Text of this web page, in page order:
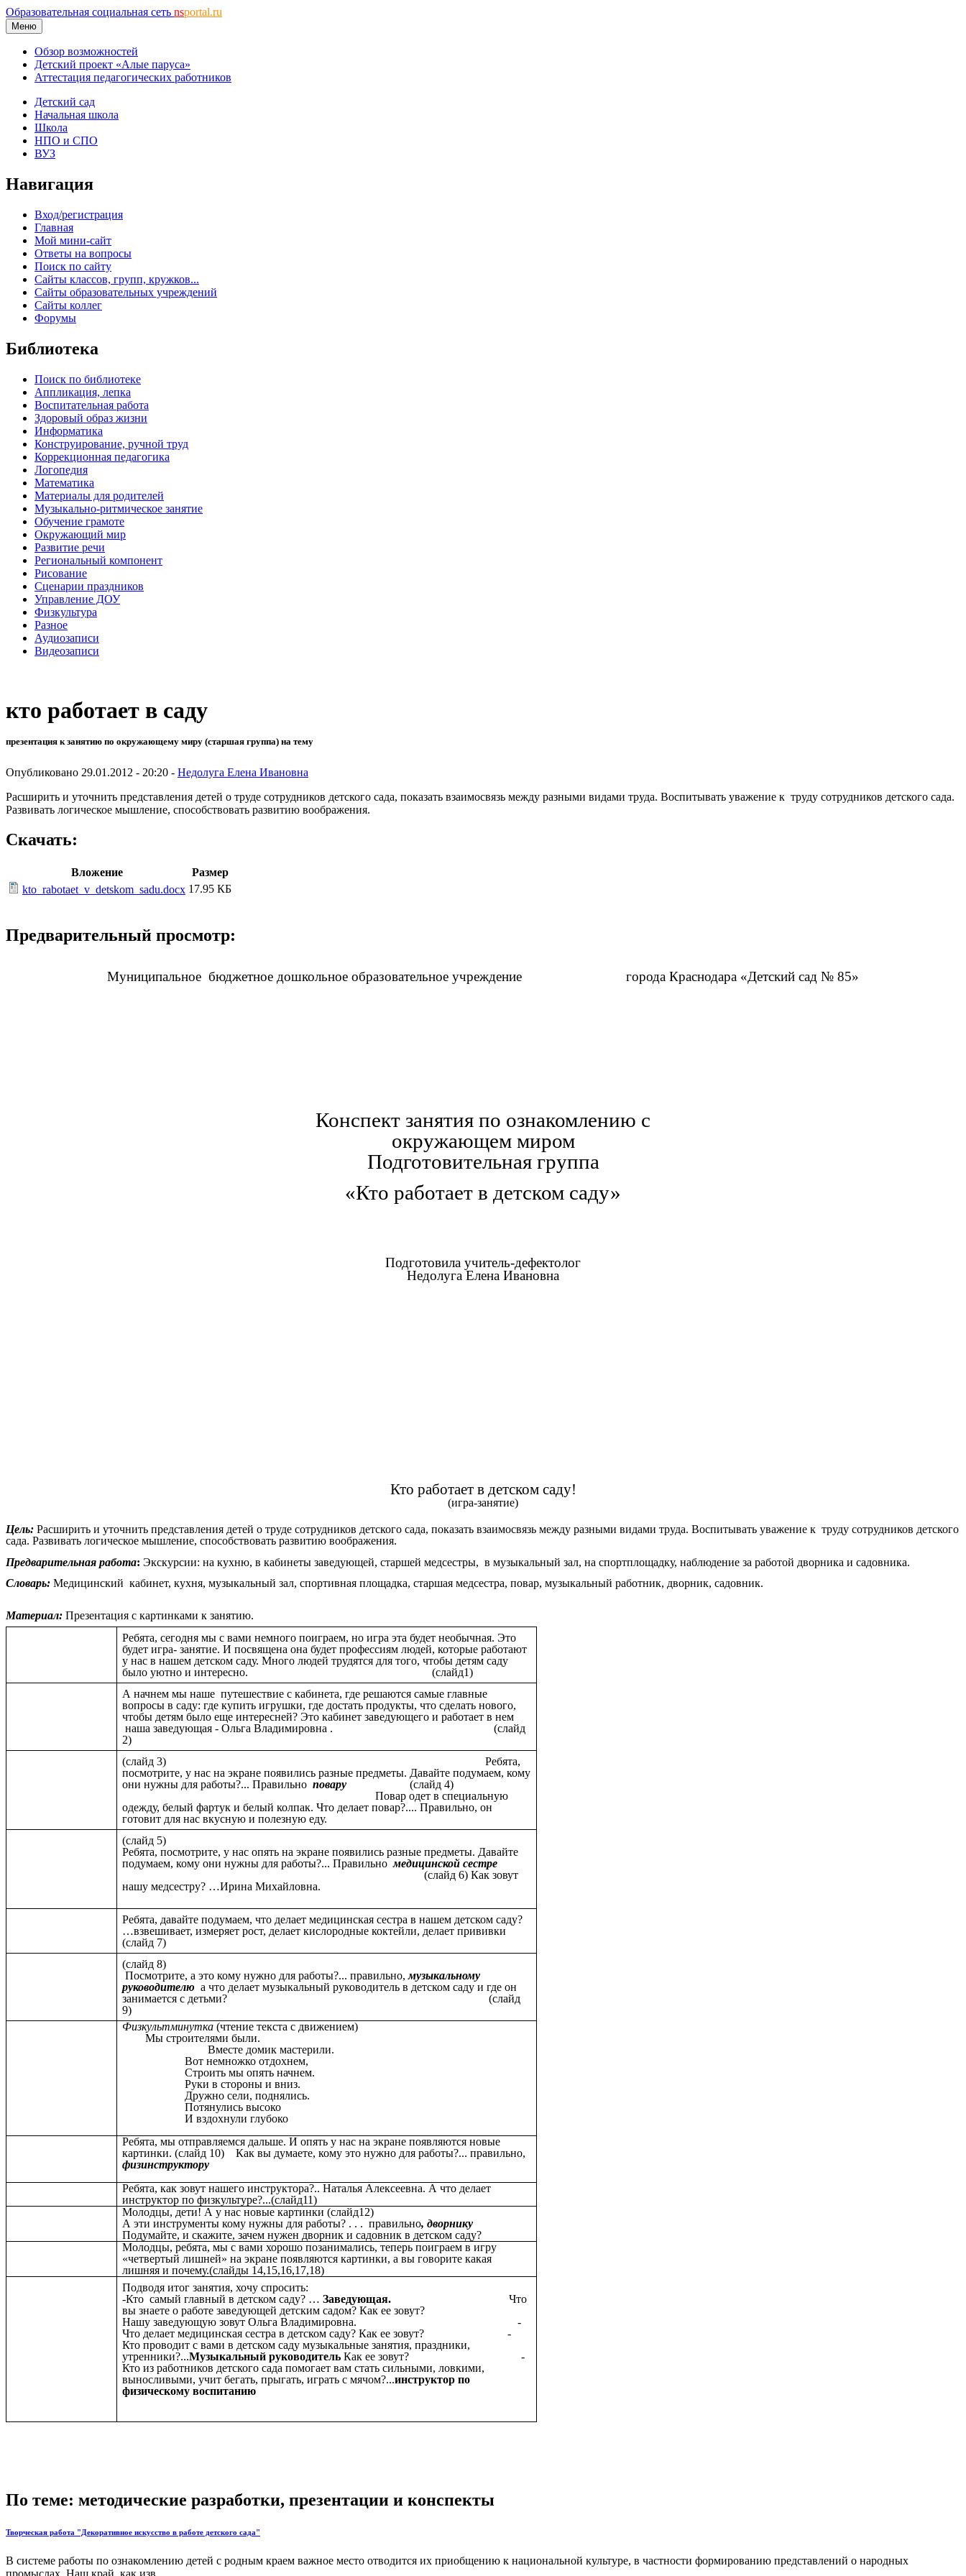
Образовательная социальная сеть nsportal.ru
Меню
Обзор возможностей
Детский проект «Алые паруса»
Аттестация педагогических работников
Детский сад
Начальная школа
Школа
НПО и СПО
ВУЗ
Навигация
Вход/регистрация
Главная
Мой мини-сайт
Ответы на вопросы
Поиск по сайту
Сайты классов, групп, кружков...
Сайты образовательных учреждений
Сайты коллег
Форумы
Библиотека
Поиск по библиотеке
Аппликация, лепка
Воспитательная работа
Здоровый образ жизни
Информатика
Конструирование, ручной труд
Коррекционная педагогика
Логопедия
Математика
Материалы для родителей
Музыкально-ритмическое занятие
Обучение грамоте
Окружающий мир
Развитие речи
Региональный компонент
Рисование
Сценарии праздников
Управление ДОУ
Физкультура
Разное
Аудиозаписи
Видеозаписи
кто работает в саду
презентация к занятию по окружающему миру (старшая группа) на тему
Опубликовано 29.01.2012 - 20:20 - Недолуга Елена Ивановна
Расширить и уточнить представления детей о труде сотрудников детского сада, показать взаимосвязь между разными видами труда. Воспитывать уважение к труду сотрудников детского сада.
Развивать логическое мышление, способствовать развитию воображения.
Скачать:
Вложение
Размер
kto_rabotaet_v_detskom_sadu.docx 17.95 КБ
Предварительный просмотр:
Муниципальное бюджетное дошкольное образовательное учреждение города Краснодара «Детский сад № 85»
Конспект занятия по ознакомлению с
окружающем миром
Подготовительная группа
«Кто работает в детском саду»
Подготовила учитель-дефектолог
Недолуга Елена Ивановна
Кто работает в детском саду!
(игра-занятие)
Цель: Расширить и уточнить представления детей о труде сотрудников детского сада, показать взаимосвязь между разными видами труда. Воспитывать уважение к труду сотрудников детского
сада. Развивать логическое мышление, способствовать развитию воображения.
Предварительная работа: Экскурсии: на кухню, в кабинеты заведующей, старшей медсестры, в музыкальный зал, на спортплощадку, наблюдение за работой дворника и садовника.
Словарь: Медицинский кабинет, кухня, музыкальный зал, спортивная площадка, старшая медсестра, повар, музыкальный работник, дворник, садовник.
Материал: Презентация с картинками к занятию.
Ребята, сегодня мы с вами немного поиграем, но игра эта будет необычная. Это
будет игра- занятие. И посвящена она будет профессиям людей, которые работают
у нас в нашем детском саду. Много людей трудятся для того, чтобы детям саду
было уютно и интересно. (слайд1)
А начнем мы наше путешествие с кабинета, где решаются самые главные
вопросы в саду: где купить игрушки, где достать продукты, что сделать нового,
чтобы детям было еще интересней? Это кабинет заведующего и работает в нем
наша заведующая - Ольга Владимировна . (слайд
2)
(слайд 3) Ребята,
посмотрите, у нас на экране появились разные предметы. Давайте подумаем, кому
они нужны для работы?... Правильноповару
(слайд 4)
Повар одет в специальную
одежду, белый фартук и белый колпак. Что делает повар?.... Правильно, он
готовит для нас вкусную и полезную еду.
(слайд 5)
Ребята, посмотрите, у нас опять на экране появились разные предметы. Давайте
подумаем, кому они нужны для работы?... Правильномедицинской сестре
(слайд 6) Как зовут
нашу медсестру? …Ирина Михайловна.
Ребята, давайте подумаем, что делает медицинская сестра в нашем детском саду?
…взвешивает, измеряет рост, делает кислородные коктейли, делает прививки
(слайд 7)
(слайд 8)
Посмотрите, а это кому нужно для работы?... правильно,музыкальному
руководителю а что делает музыкальный руководитель в детском саду и где он
занимается с детьми? (слайд
9)
Физкультминутка(чтение текста с движением)
Мы строителями были.
Вместе домик мастерили.
Вот немножко отдохнем,
Строить мы опять начнем.
Руки в стороны и вниз.
Дружно сели, поднялись.
Потянулись высоко
И вздохнули глубоко
Ребята, мы отправляемся дальше. И опять у нас на экране появляются новые
картинки. (слайд 10) Как вы думаете, кому это нужно для работы?... правильно,
физинструктору
Ребята, как зовут нашего инструктора?.. Наталья Алексеевна. А что делает
инструктор по физкультуре?...(слайд11)
Молодцы, дети! А у нас новые картинки (слайд12)
А эти инструменты кому нужны для работы? . . . правильно, дворнику
Подумайте, и скажите, зачем нужен дворник и садовник в детском саду?
Молодцы, ребята, мы с вами хорошо позанимались, теперь поиграем в игру
«четвертый лишней» на экране появляются картинки, а вы говорите какая
лишняя и почему.(слайды 14,15,16,17,18)
Подводя итог занятия, хочу спросить:
-Кто самый главный в детском саду? …Заведующая. Что
вы знаете о работе заведующей детским садом? Как ее зовут?
Нашу заведующую зовут Ольга Владимировна. -
Что делает медицинская сестра в детском саду? Как ее зовут? -
Кто проводит с вами в детском саду музыкальные занятия, праздники,
утренники?...Музыкальный руководительКак ее зовут? -
Кто из работников детского сада помогает вам стать сильными, ловкими,
выносливыми, учит бегать, прыгать, играть с мячом?...инструктор по
физическому воспитанию
По теме: методические разработки, презентации и конспекты
Творческая работа "Декоративное искусство в работе детского сада"
В системе работы по ознакомлению детей с родным краем важное место отводится их приобщению к национальной культуре, в частности формированию представлений о народных
промыслах. Наш край, как изв...